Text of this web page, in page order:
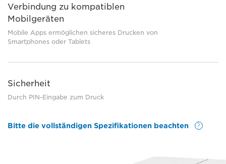
Verbindung zu kompatiblen
Mobilgeräten
Mobile Apps ermöglichen sicheres Drucken von
Smartphones oder Tablets
Sicherheit
Durch PIN-Eingabe zum Druck
Bitte die vollständigen Spezifikationen beachten